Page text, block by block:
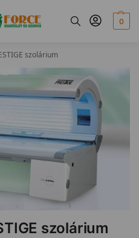
0
szolárium
szolárium